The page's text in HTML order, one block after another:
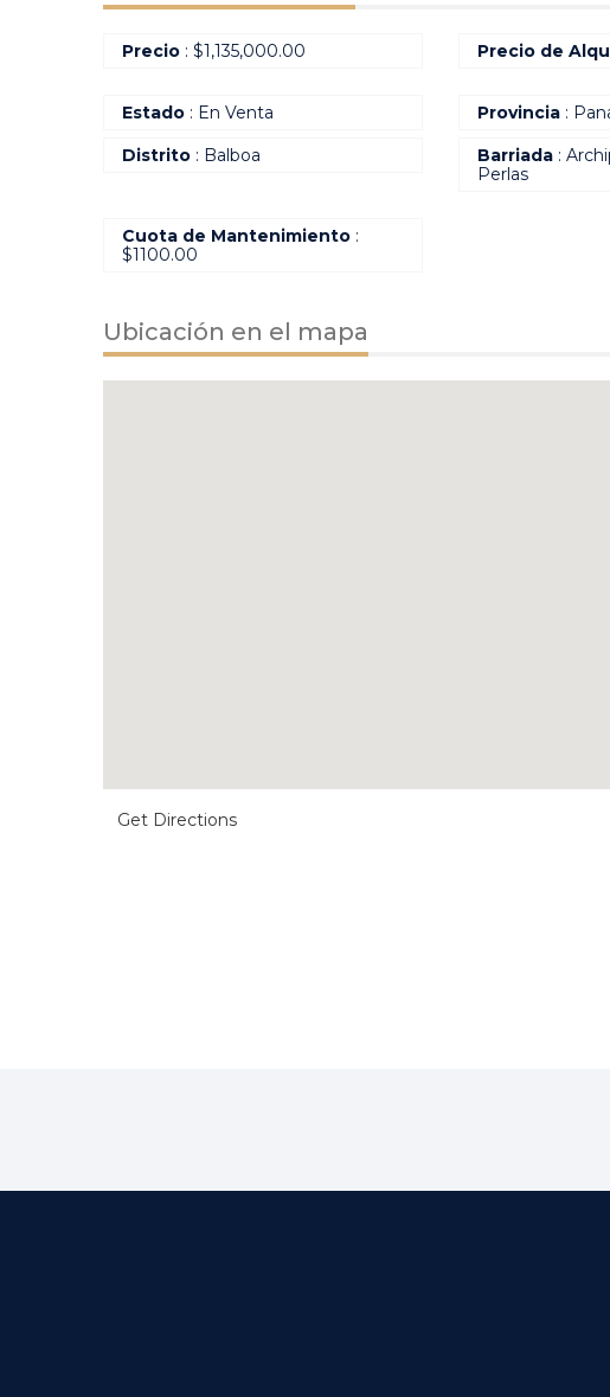
Precio : $1,135,000.00 Precio de
Estado : En Venta Provincia:
Distrito : Balboa Barriada:
Perlas
Cuota de Mantenimiento :
$1100.00
Ubicación en el mapa
Get Directions